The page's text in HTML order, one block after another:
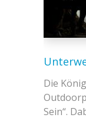
Die
Sein“.